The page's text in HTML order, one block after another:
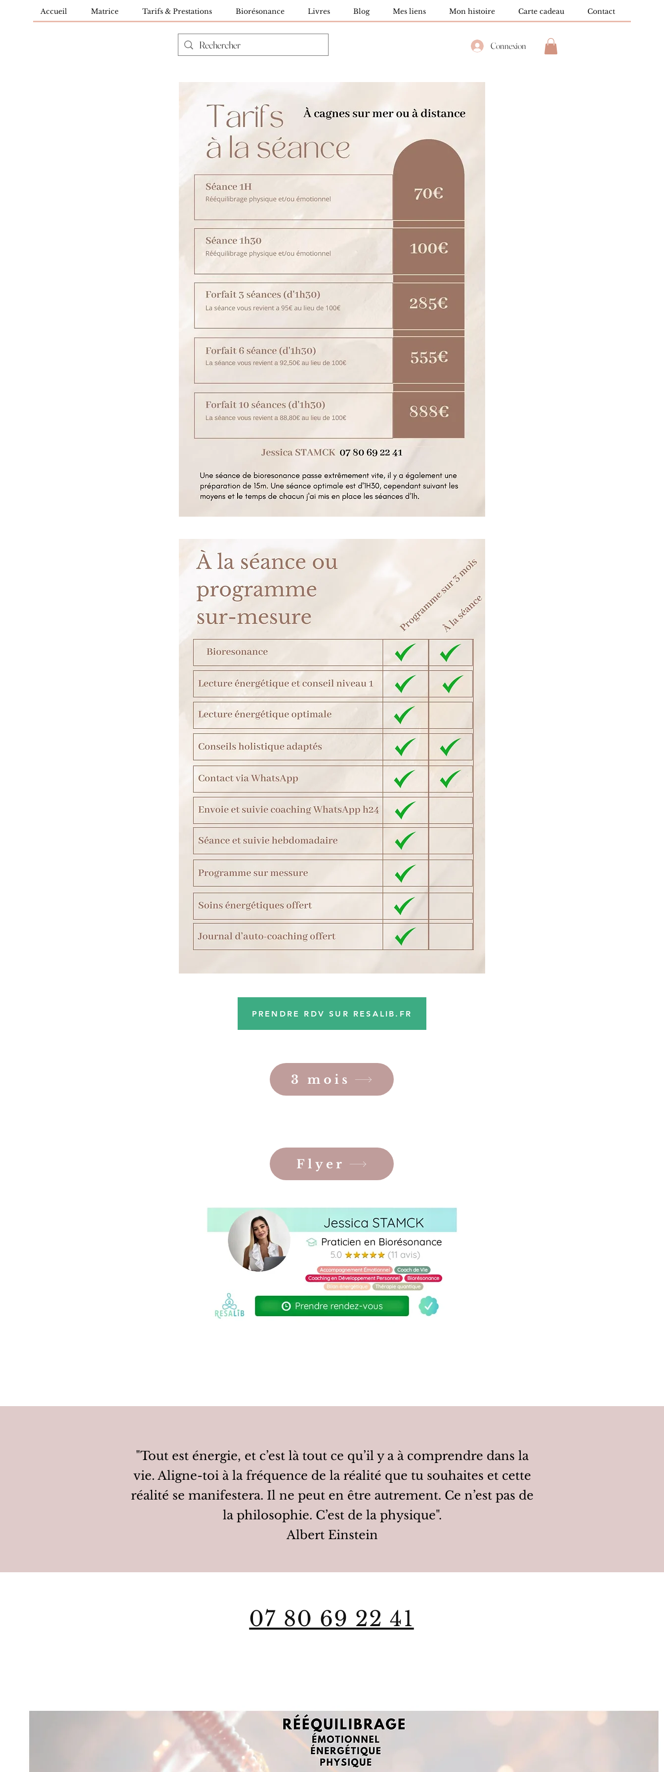
Accueil Matrice Tarifs & Prestations Biorésonance Livres Blog Mes liens Mon histoire Carte cadeau Contact
Connexion
PRENDRE RDV SUR RESALIB.FR
3 mois
Flyer
"Tout est énergie, et c’est là tout ce qu’il y a à comprendre dans la
vie. Aligne-toi à la fréquence de la réalité que tu souhaites et cette
réalité se manifestera. Il ne peut en être autrement. Ce n’est pas de
la philosophie. C’est de la physique".
Albert Einstein
07 80 69 22 41